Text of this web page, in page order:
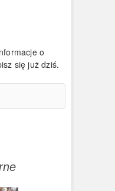
o
się już dziś.